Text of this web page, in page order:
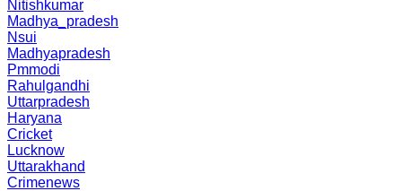
Nitishkumar
Madhya_pradesh
Nsui
Madhyapradesh
Pmmodi
Rahulgandhi
Uttarpradesh
Haryana
Cricket
Lucknow
Uttarakhand
Crimenews